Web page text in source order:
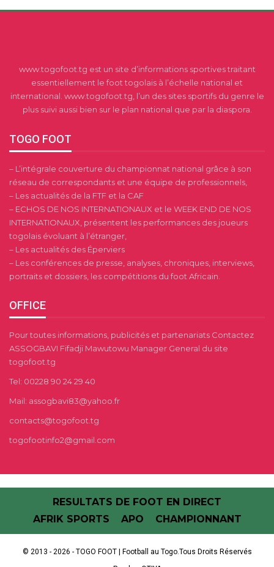
www.togofoot.tg est un site d’informations sportives traitant
essentiellement le foot togolais à l’échelle national et
international. www.togofoot.tg, l’un des sites sportifs du genre le
plus suivi aussi bien sur le plan national que par la diaspora.
TOGO FOOT
– L’intégrale couverture du championnat national grâce à son
réseau de correspondants et une équipe de professionnels,
– Les actualités de la FTF et la CAF
– ECHOS DE NOS INTERNATIONAUX et le WEEK END DE NOS
INTERNATIONAUX, présentent les performances des joueurs
togolais évoluant à l’étranger,
– Les actualités des Éperviers
– Les conférences de presse, analyses, chroniques, interviews,
portraits et dossiers, les compétitions du foot Africain.
OFFICE
Pour toutes informations, publicités et partenariats Contactez
ASSOGBAVI Fifadji Mawutowu Manager General du site
togofoot.tg
Tel: 00228 90 24 29 40
Mail: assogbavi83@yahoo.fr
contacts@togofoot.tg
togofootinfo2@gmail.com
RESULTATS DE FOOT EN DIRECT
AFRIK SPORTS
APO CHAMPIONNANT
© 2013 - 2026 - TOGO FOOT | Football au Togo.Tous Droits Réservés